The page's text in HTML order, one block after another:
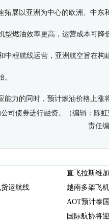
拓展以亚洲为中心的欧洲、中东
型燃油效率更高，运营成本可降
中程航线运营，亚洲航空旨在构
。
能力的同时，预计燃油价格上涨
司债券进行融资。（编辑：陈
责任
运航线
直飞拉斯维
越南多架飞
AOT预计泰
国际航协将